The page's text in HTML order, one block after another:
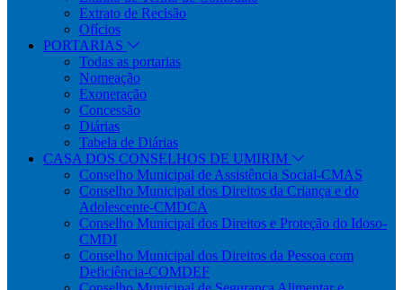
Extrato de Recisão
Ofícios
PORTARIAS
Todas as portarias
Nomeação
Exoneração
Concessão
Diárias
Tabela de Diárias
CASA DOS CONSELHOS DE UMIRIM
Conselho Municipal de Assistência Social-CMAS
Conselho Municipal dos Direitos da Criança e do
Adolescente-CMDCA
Conselho Municipal dos Direitos e Proteção do Idoso-
CMDI
Conselho Municipal dos Direitos da Pessoa com
Deficiência-COMDEF